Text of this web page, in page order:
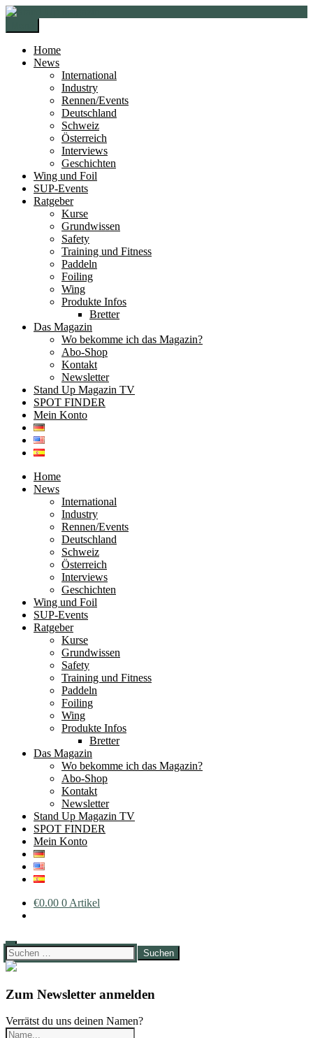
Zur
Navigation
springen
Zum
springen
Home
News
International
Industry
Rennen/Events
Deutschland
Schweiz
Österreich
Interviews
Geschichten
Wing und Foil
SUP-Events
Ratgeber
Kurse
Grundwissen
Safety
Training und Fitness
Paddeln
Foiling
Wing
Produkte Infos
Bretter
Das Magazin
Wo bekomme ich das Magazin?
Abo-Shop
Kontakt
Newsletter
Stand Up Magazin TV
SPOT FINDER
Mein Konto
Home
News
International
Industry
Rennen/Events
Deutschland
Schweiz
Österreich
Interviews
Geschichten
Wing und Foil
SUP-Events
Ratgeber
Kurse
Grundwissen
Safety
Training und Fitness
Paddeln
Foiling
Wing
Produkte Infos
Bretter
Das Magazin
Wo bekomme ich das Magazin?
Abo-Shop
Kontakt
Newsletter
Stand Up Magazin TV
SPOT FINDER
Mein Konto
€0.00 0 Artikel
Suchen
nach:
Zum Newsletter anmelden
Verrätst du uns deinen Namen?